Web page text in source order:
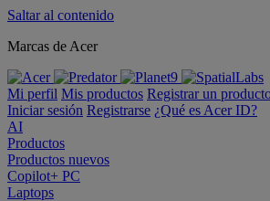
Saltar al contenido
Marcas de Acer
Mi perfil Mis productos Registrar un
Iniciar sesión Registrarse ¿Qué es Acer ID?
AI
Productos
Productos nuevos
Copilot+ PC
Laptops